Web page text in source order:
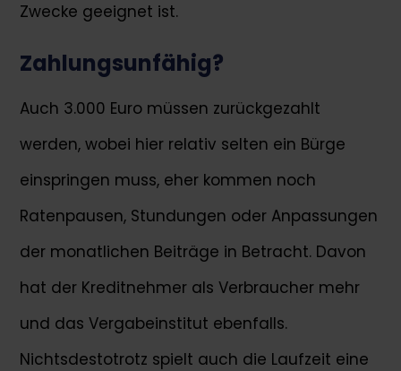
Zwecke geeignet ist.
Zahlungsunfähig?
Auch 3.000 Euro müssen zurückgezahlt
werden, wobei hier relativ selten ein Bürge
einspringen muss, eher kommen noch
Ratenpausen, Stundungen oder Anpassungen
der monatlichen Beiträge in Betracht. Davon
hat der Kreditnehmer als Verbraucher mehr
und das Vergabeinstitut ebenfalls.
Nichtsdestotrotz spielt auch die Laufzeit eine